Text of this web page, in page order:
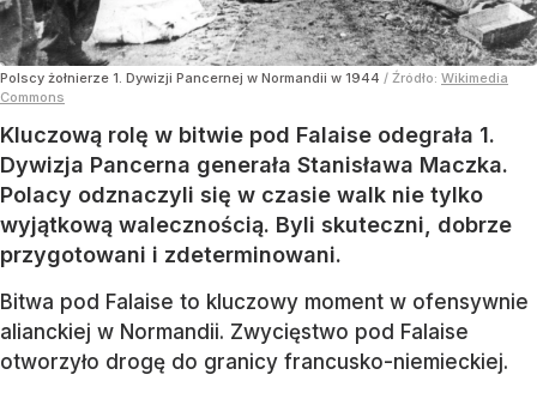
Polscy żołnierze 1. Dywizji Pancernej w Normandii w 1944 / Źródło: Wikimedia
Commons
Kluczową rolę w bitwie pod Falaise odegrała 1.
Dywizja Pancerna generała Stanisława Maczka.
Polacy odznaczyli się w czasie walk nie tylko
wyjątkową walecznością. Byli skuteczni, dobrze
przygotowani i zdeterminowani.
Bitwa pod Falaise to kluczowy moment w ofensywnie
alianckiej w Normandii. Zwycięstwo pod Falaise
otworzyło drogę do granicy francusko-niemieckiej.